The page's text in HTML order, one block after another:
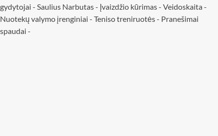
gydytojai - Saulius Narbutas- Įvaizdžio kūrimas- Veidoskaita -
Nuotekų valymo įrenginiai - Teniso treniruotės- Pranešimai
spaudai -